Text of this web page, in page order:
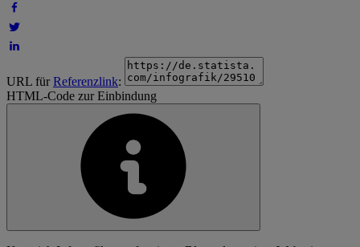
URL fürReferenzlink:
HTML-Code zur Einbindung